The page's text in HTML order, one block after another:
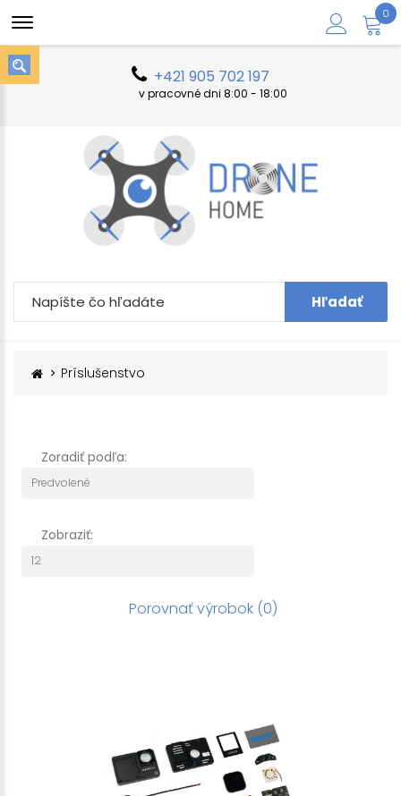
+421 905 702 197
v pracovné dni 8:00 - 18:00
0
Hľadať
Príslušenstvo
Zoradiť podľa:
Zobraziť:
Porovnať výrobok (0)